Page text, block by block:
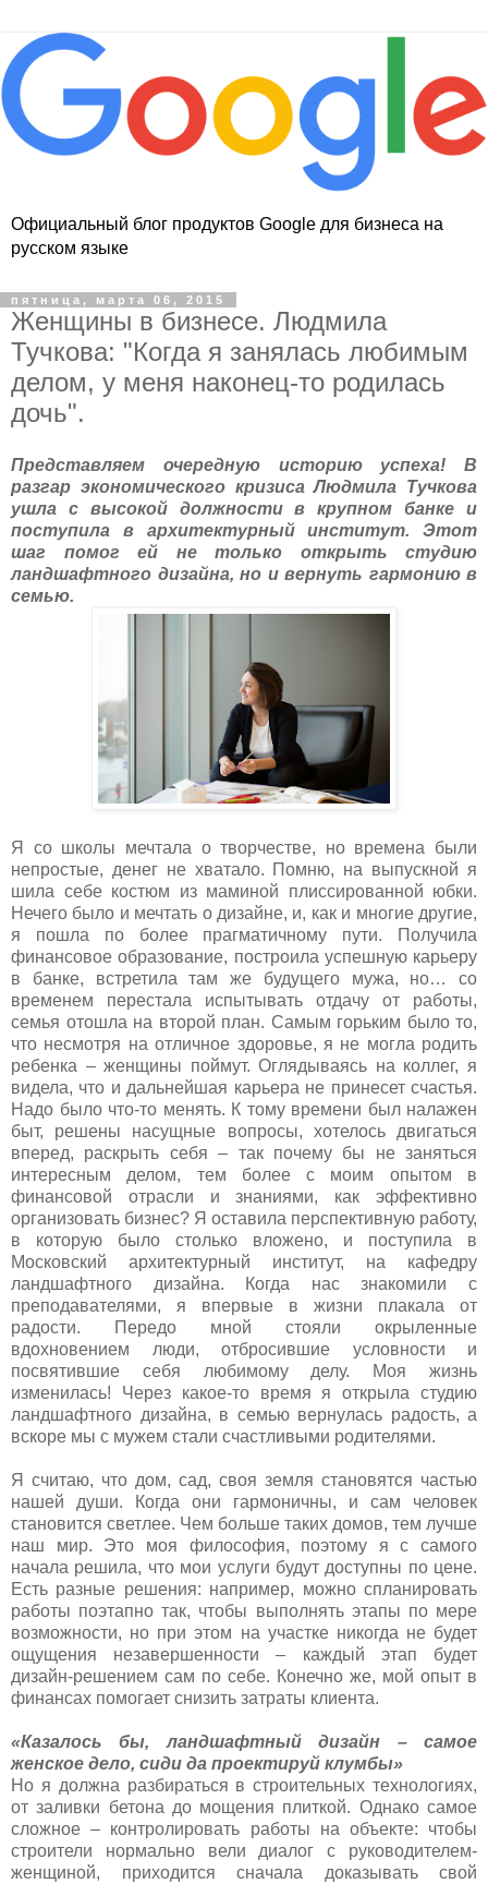
Официальный блог продуктов Google для бизнеса на
русском языке
пятница, марта 06, 2015
Женщины в бизнесе. Людмила
Тучкова: "Когда я занялась любимым
делом, у меня наконец-то родилась
дочь".
Представляем очередную историю успеха! В
разгар экономического кризиса Людмила Тучкова
ушла с высокой должности в крупном банке и
поступила в архитектурный институт. Этот
шаг помог ей не только открыть студию
ландшафтного дизайна, но и вернуть гармонию в
семью.
Я со школы мечтала о творчестве, но времена были
непростые, денег не хватало. Помню, на выпускной я
шила себе костюм из маминой плиссированной юбки.
Нечего было и мечтать о дизайне, и, как и многие другие,
я пошла по более прагматичному пути. Получила
финансовое образование, построила успешную карьеру
в банке, встретила там же будущего мужа, но… со
временем перестала испытывать отдачу от работы,
семья отошла на второй план. Самым горьким было то,
что несмотря на отличное здоровье, я не могла родить
ребенка – женщины поймут. Оглядываясь на коллег, я
видела, что и дальнейшая карьера не принесет счастья.
Надо было что-то менять. К тому времени был налажен
быт, решены насущные вопросы, хотелось двигаться
вперед, раскрыть себя – так почему бы не заняться
интересным делом, тем более с моим опытом в
финансовой отрасли и знаниями, как эффективно
организовать бизнес? Я оставила перспективную работу,
в которую было столько вложено, и поступила в
Московский архитектурный институт, на кафедру
ландшафтного дизайна. Когда нас знакомили с
преподавателями, я впервые в жизни плакала от
радости. Передо мной стояли окрыленные
вдохновением люди, отбросившие условности и
посвятившие себя любимому делу. Моя жизнь
изменилась! Через какое-то время я открыла студию
ландшафтного дизайна, в семью вернулась радость, а
вскоре мы с мужем стали счастливыми родителями.
Я считаю, что дом, сад, своя земля становятся частью
нашей души. Когда они гармоничны, и сам человек
становится светлее. Чем больше таких домов, тем лучше
наш мир. Это моя философия, поэтому я с самого
начала решила, что мои услуги будут доступны по цене.
Есть разные решения: например, можно спланировать
работы поэтапно так, чтобы выполнять этапы по мере
возможности, но при этом на участке никогда не будет
ощущения незавершенности – каждый этап будет
дизайн-решением сам по себе. Конечно же, мой опыт в
финансах помогает снизить затраты клиента.
«Казалось бы, ландшафтный дизайн – самое
женское дело, сиди да проектируй клумбы»
Но я должна разбираться в строительных технологиях,
от заливки бетона до мощения плиткой. Однако самое
сложное – контролировать работы на объекте: чтобы
строители нормально вели диалог с руководителем-
женщиной, приходится сначала доказывать свой